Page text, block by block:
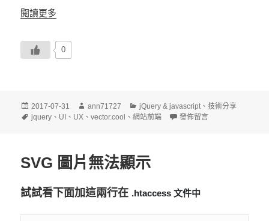
閱讀更多
0
發
佈
2017-07-31
作
者
ann71727
分
類
jQuery & javascript、技術分享
標
jquery 、 UI 、 UX 、vector.cool 、網站前端 在〈jQuery 確認是否擁有
發佈留言
SVG 圖片無法顯示
試試看下面加這兩行在 .htaccess 文件中